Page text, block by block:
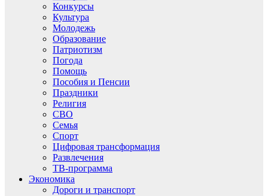
Конкурсы
Культура
Молодежь
Образование
Патриотизм
Погода
Помощь
Пособия и Пенсии
Праздники
Религия
СВО
Семья
Спорт
Цифровая трансформация
Развлечения
ТВ-программа
Экономика
Дороги и транспорт